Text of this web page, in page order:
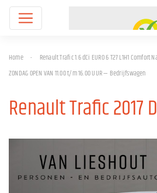
Home -
Renault Trafic 1.6 dCi EURO 6 T27 L1H1 Comfort
ZONDAG OPEN VAN 11.00 t/m 16.00 UUR — Bedrijfswagen
Renault Trafic 2017